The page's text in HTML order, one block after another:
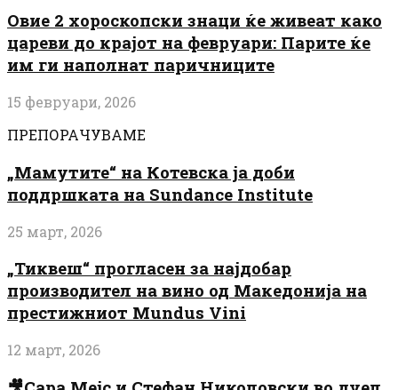
Овие 2 хороскопски знаци ќе живеат како
цареви до крајот на февруари: Парите ќе
им ги наполнат паричниците
15 февруари, 2026
ПРЕПОРАЧУВАМЕ
„Мамутите“ на Котевска ја доби
поддршката на Sundance Institute
25 март, 2026
„Тиквеш“ прогласен за најдобар
производител на вино од Македонија на
престижниот Mundus Vini
12 март, 2026